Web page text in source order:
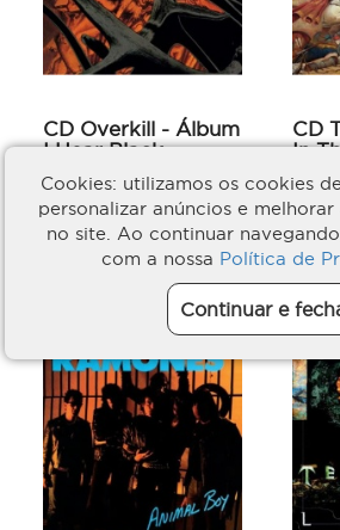
CD Overkill - Álbum
I Hear Black -
Slipcase
Overkill
R$ 62,77
EM ESTOQUE
CD
In
R$
EM
Cookies: utilizamos os cookies
personalizar anúncios e
no site. Ao continuar
com a nossa Política de
Continuar e